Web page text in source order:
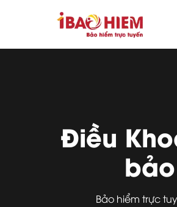
Điều
Bảo hiểm trực